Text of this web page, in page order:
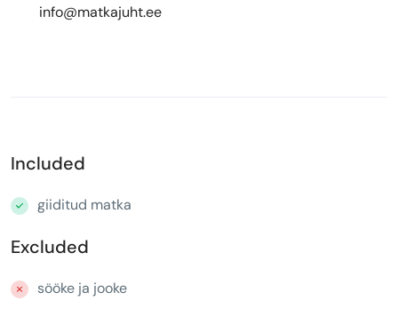
info@matkajuht.ee
Included
giiditud matka
Excluded
sööke ja jooke